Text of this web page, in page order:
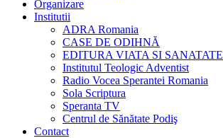
Organizare
Institutii
ADRA Romania
CASE DE ODIHNĂ
EDITURA VIATA SI SANATATE
Institutul Teologic Adventist
Radio Vocea Sperantei Romania
Sola Scriptura
Speranta TV
Centrul de Sănătate Podiş
Contact